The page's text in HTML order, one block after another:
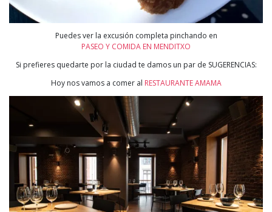
Puedes ver la excusión completa pinchando en
PASEO Y COMIDA EN MENDITXO
Si prefieres quedarte por la ciudad te damos un par de SUGERENCIAS:
Hoy nos vamos a comer al RESTAURANTE AMAMA